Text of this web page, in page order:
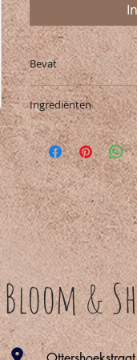
Bevat
cleansing milk
facial toner
facial essential
facial intensive
Ingrediënten
Zie de
verschillende
ingrediënten,
aanwijzingen.
Bloom &